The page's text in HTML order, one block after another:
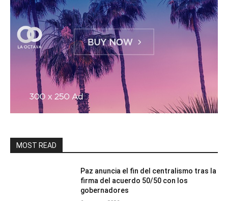
MOST READ
Paz anuncia el fin del centralismo tras la
firma del acuerdo 50/50 con los
gobernadores